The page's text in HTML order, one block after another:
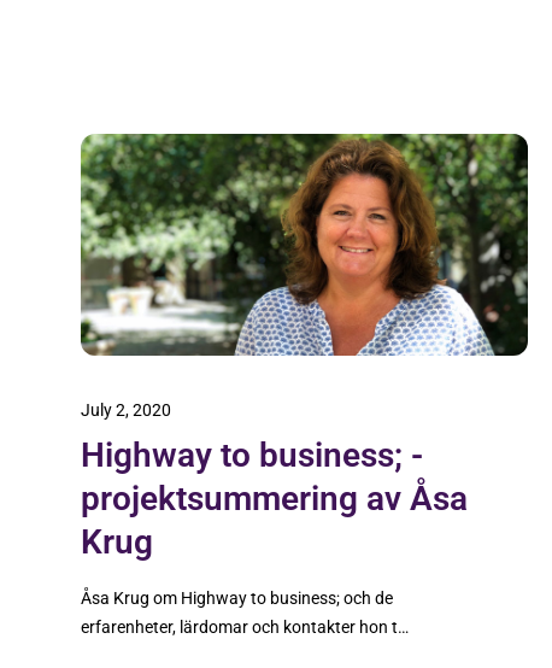
July 2, 2020
Highway to business; -
projektsummering av Åsa
Krug
Åsa Krug om Highway to business; och de
erfarenheter, lärdomar och kontakter hon tar